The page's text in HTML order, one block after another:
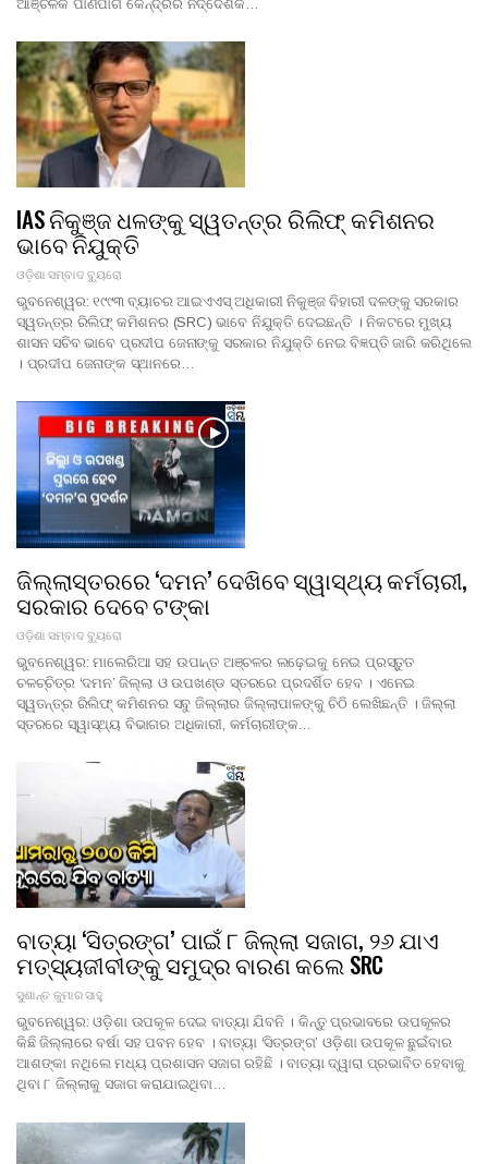
ଆଞ୍ଚଳିକ ପାଣିପାଗ କେନ୍ଦ୍ରର ନିର୍ଦ୍ଦେଶକ…
IAS ନିକୁଞ୍ଜ ଧଳଙ୍କୁ ସ୍ୱତନ୍ତ୍ର ରିଲିଫ୍ କମିଶନର
ଭାବେ ନିଯୁକ୍ତି
ଓଡ଼ିଶା ସମ୍ବାଦ ବ୍ୟୁରୋ
ଭୁବନେଶ୍ୱର: ୧୯୯୩ ବ୍ୟାଚର ଆଇଏଏସ୍ ଅଧିକାରୀ ନିକୁଞ୍ଜ ବିହାରୀ ଦଳଙ୍କୁ ସରକାର
ସ୍ୱତନ୍ତ୍ର ରିଲିଫ୍ କମିଶନର (SRC) ଭାବେ ନିଯୁକ୍ତି ଦେଇଛନ୍ତି । ନିକଟରେ ମୁଖ୍ୟ
ଶାସନ ସଚିବ ଭାବେ ପ୍ରଦୀପ ଜେନାଙ୍କୁ ସରକାର ନିଯୁକ୍ତି ନେଇ ବିଜ୍ଞପ୍ତି ଜାରି କରିଥିଲେ
। ପ୍ରଦୀପ ଜେନାଙ୍କ ସ୍ଥାନରେ…
ଜିଲ୍ଲାସ୍ତରରେ ‘ଦମନ’ ଦେଖିବେ ସ୍ୱାସ୍ଥ୍ୟ କର୍ମଚାରୀ,
ସରକାର ଦେବେ ଟଙ୍କା
ଓଡ଼ିଶା ସମ୍ବାଦ ବ୍ୟୁରୋ
ଭୁବନେଶ୍ୱର: ମାଲେରିଆ ସହ ଉପାନ୍ତ ଅଞ୍ଚଳର ଲଢ଼େଇକୁ ନେଇ ପ୍ରସ୍ତୁତ
ଚଳଚ୍ଚିତ୍ର ‘ଦମନ’ ଜିଲ୍ଲା ଓ ଉପଖଣ୍ଡ ସ୍ତରରେ ପ୍ରଦର୍ଶିତ ହେବ । ଏନେଇ
ସ୍ୱତନ୍ତ୍ର ରିଲିଫ୍ କମିଶନର ସବୁ ଜିଲ୍ଲାର ଜିଲ୍ଲାପାଳଙ୍କୁ ଚିଠି ଲେଖିଛନ୍ତି । ଜିଲ୍ଲା
ସ୍ତରରେ ସ୍ୱାସ୍ଥ୍ୟ ବିଭାଗର ଅଧିକାରୀ, କର୍ମଚାରୀଙ୍କ…
ବାତ୍ୟା ‘ସିତ୍ରଙ୍ଗ’ ପାଇଁ ୮ ଜିଲ୍ଲା ସଜାଗ, ୨୬ ଯାଏ
ମତ୍ସ୍ୟଜୀବୀଙ୍କୁ ସମୁଦ୍ର ବାରଣ କଲେ SRC
ସୁଶାନ୍ତ କୁମାର ସାହୁ
ଭୁବନେଶ୍ୱର: ଓଡ଼ିଶା ଉପକୂଳ ଦେଇ ବାତ୍ୟା ଯିବନି । କିନ୍ତୁ ପ୍ରଭାବରେ ଉପକୂଳର
କିଛି ଜିଲ୍ଲାରେ ବର୍ଷା ସହ ପବନ ହେବ । ବାତ୍ୟା ‘ସିତ୍ରଙ୍ଗ’ ଓଡ଼ିଶା ଉପକୂଳ ଛୁଇଁବାର
ଆଶଙ୍କା ନଥିଲେ ମଧ୍ୟ ପ୍ରଶାସନ ସଜାଗ ରହିଛି । ବାତ୍ୟା ଦ୍ୱାରା ପ୍ରଭାବିତ ହେବାକୁ
ଥିବା ୮ ଜିଲ୍ଲାକୁ ସଜାଗ କରାଯାଇଥିବା…